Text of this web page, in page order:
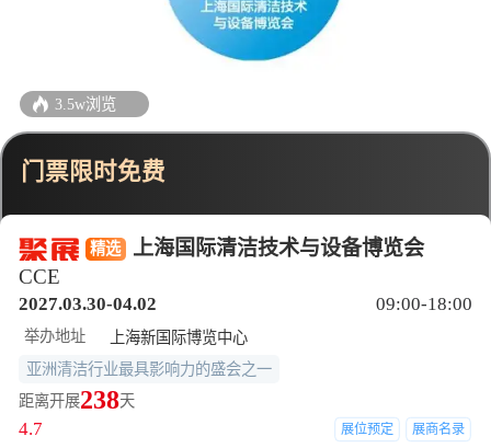
精选
上海国际清洁技术与设备博览会
CCE
2027.03.30-04.02 09:00-18:00
举办地址
上海新国际博览中心
亚洲清洁行业最具影响力的盛会之一
距离开展238天
4.7 展位预定 展商名录
3.5w浏览
门票限时免费